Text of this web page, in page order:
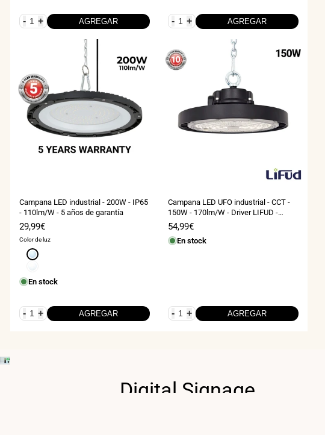
- + AGREGAR - + AGREGAR
Campana LED industrial - 200W - IP65
- 110lm/W - 5 años de garantía
Precio
de
venta
29,99€
Color de luz
Blanco
neutro
4000K
En stock
- + AGREGAR
Campana LED UFO industrial - CCT -
150W - 170lm/W - Driver LIFUD -
Ángulo seleccionable 110º/90º/70º -
IP65
Precio
de
venta
54,99€
En stock
- + AGREGAR
Digital Signage